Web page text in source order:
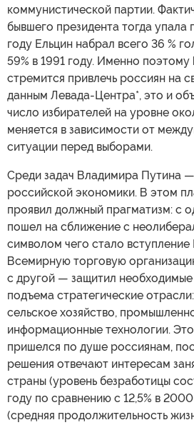
коммунистической партии.
бывшего президента тогда
году Ельцин набрал всего 36 %
59% в 1991 году. Именно
стремится привлечь россиян на
данным Левада-Центра*, это и
число избирателей на уровне
меняется в зависимости от
ситуации перед выборами.
Среди задач Владимира Путина
российской экономики. В этом
проявил должный прагматизм: с
пошел на сближение с
символом чего стало вступление
Всемирную торговую
с другой — защитил
подъема стратегические
сельское хозяйство,
информационные технологии.
пришелся по душе россиянам,
решения отвечают интересам
страны (уровень безработицы
году по сравнению с 12,5% в
(средняя продолжительность